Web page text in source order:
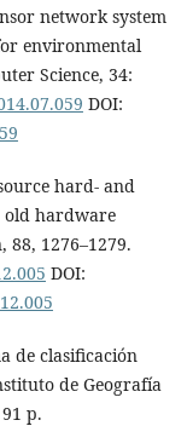
network system
environmental
Science, 34:
DOI:
hard- and
old hardware
1276–1279.
DOI:
de clasificación
de Geografía
p.